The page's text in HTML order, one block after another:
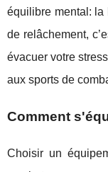
équilibre mental: la
de relâchement,
évacuer votre
aux sports de
Comment
Choisir un